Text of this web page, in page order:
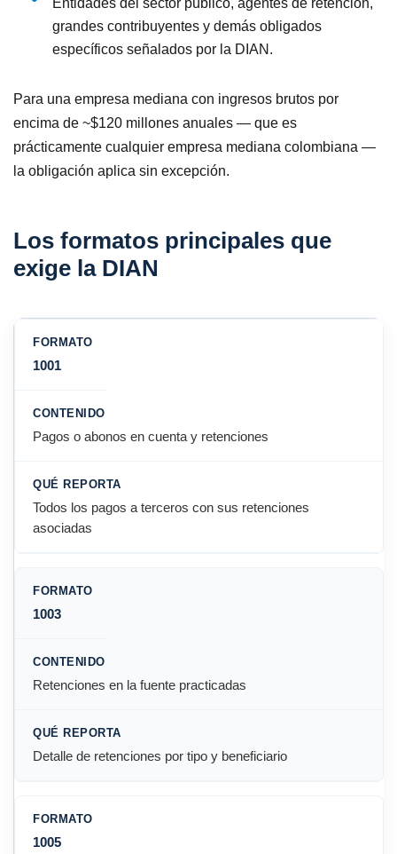
grandes contribuyentes y demás obligados
específicos señalados por la DIAN.
Para una empresa mediana con ingresos brutos por
encima de ~$120 millones anuales — que es
prácticamente cualquier empresa mediana colombiana —
la obligación aplica sin excepción.
Los formatos principales que
exige la DIAN
1001
Pagos o abonos en cuenta y retenciones
Todos los pagos a terceros con sus retenciones
asociadas
1003
Retenciones en la fuente practicadas
Detalle de retenciones por tipo y beneficiario
1005